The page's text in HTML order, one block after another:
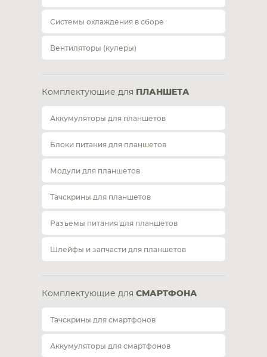
Системы охлаждения в сборе
Вентиляторы (кулеры)
Комплектующие для ПЛАНШЕТА
Аккумуляторы для планшетов
Блоки питания для планшетов
Модули для планшетов
Тачскрины для планшетов
Разъемы питания для планшетов
Шлейфы и запчасти для планшетов
Комплектующие для СМАРТФОНА
Тачскрины для смартфонов
Аккумуляторы для смартфонов